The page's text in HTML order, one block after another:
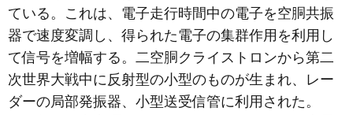
ている。これは、電子走行時間中の電子を空胴共振
器で速度変調し、得られた電子の集群作用を利用し
て信号を増幅する。二空胴クライストロンから第二
次世界大戦中に反射型の小型のものが生まれ、レー
ダーの局部発振器、小型送受信管に利用された。